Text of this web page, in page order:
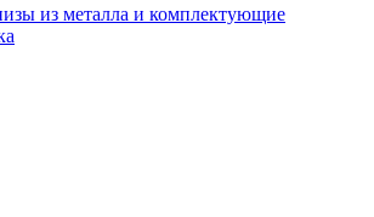
из металла и комплектующие